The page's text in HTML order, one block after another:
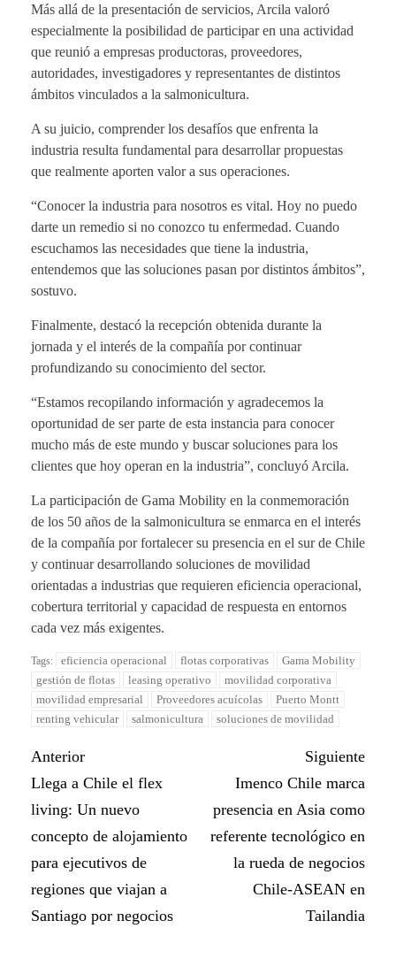
Más allá de la presentación de servicios, Arcila valoró
especialmente la posibilidad de participar en una actividad
que reunió a empresas productoras, proveedores,
autoridades, investigadores y representantes de distintos
ámbitos vinculados a la salmonicultura.
A su juicio, comprender los desafíos que enfrenta la
industria resulta fundamental para desarrollar propuestas
que realmente aporten valor a sus operaciones.
“Conocer la industria para nosotros es vital. Hoy no puedo
darte un remedio si no conozco tu enfermedad. Cuando
escuchamos las necesidades que tiene la industria,
entendemos que las soluciones pasan por distintos ámbitos”,
sostuvo.
Finalmente, destacó la recepción obtenida durante la
jornada y el interés de la compañía por continuar
profundizando su conocimiento del sector.
“Estamos recopilando información y agradecemos la
oportunidad de ser parte de esta instancia para conocer
mucho más de este mundo y buscar soluciones para los
clientes que hoy operan en la industria”, concluyó Arcila.
La participación de Gama Mobility en la conmemoración
de los 50 años de la salmonicultura se enmarca en el interés
de la compañía por fortalecer su presencia en el sur de Chile
y continuar desarrollando soluciones de movilidad
orientadas a industrias que requieren eficiencia operacional,
cobertura territorial y capacidad de respuesta en entornos
cada vez más exigentes.
Tags: eficiencia operacional flotas corporativas
Gama Mobility
gestión de flotas
leasing operativo
movilidad corporativa
movilidad empresarial
Proveedores acuícolas
Puerto Montt
renting vehicular
salmonicultura soluciones de movilidad
Anterior
Llega a Chile el flex
living: Un nuevo
concepto de alojamiento
para ejecutivos de
regiones que viajan a
Santiago por negocios
Siguiente
Imenco Chile marca
presencia en Asia como
referente tecnológico en
la rueda de negocios
Chile-ASEAN en
Tailandia